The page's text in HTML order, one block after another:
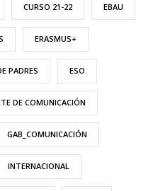
CURSO 21-22 EBAU
ERASMUS+
PADRES ESO
DE COMUNICACIÓN
GAB_COMUNICACIÓN
INTERNACIONAL